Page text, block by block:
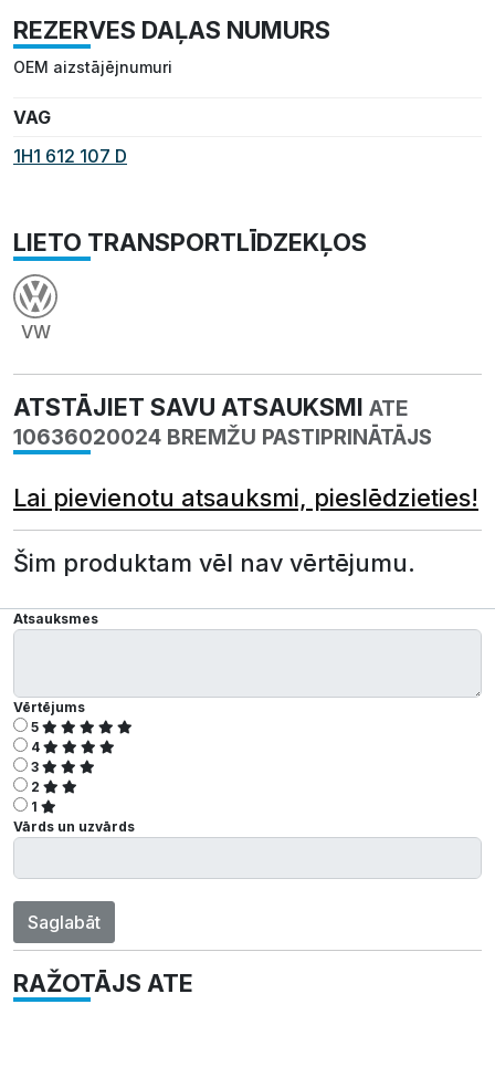
REZERVES DAĻAS NUMURS
OEM aizstājējnumuri
VAG
1H1 612 107 D
LIETO TRANSPORTLĪDZEKĻOS
VW
ATSTĀJIET SAVU ATSAUKSMI ATE
10636020024 BREMŽU PASTIPRINĀTĀJS
Lai pievienotu atsauksmi, pieslēdzieties!
Šim produktam vēl nav vērtējumu.
Atsauksmes
Vērtējums
5
4
3
2
1
Vārds un uzvārds
Saglabāt
RAŽOTĀJS ATE